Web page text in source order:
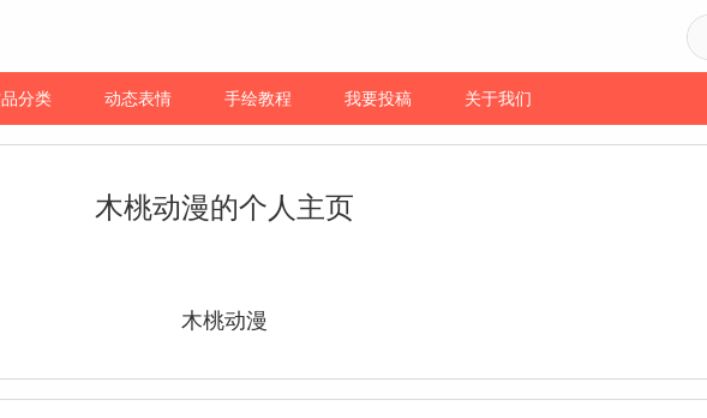
分类 动态表情 手绘教程 我要投稿 关于我们
木桃动漫的个人主页
木桃动漫